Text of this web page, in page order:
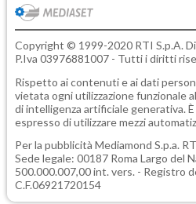
Copyright © 1999-2020 RTI S.p.A.
P.Iva 03976881007 - Tutti i diritti
Rispetto ai contenuti e ai dati
vietata ogni utilizzazione funzionale
di intelligenza artificiale generativa.
espresso di utilizzare mezzi
Per la pubblicità Mediamond S.p.a.
Sede legale: 00187 Roma Largo del
500.000.007,00 int. vers. - Registro
C.F.06921720154